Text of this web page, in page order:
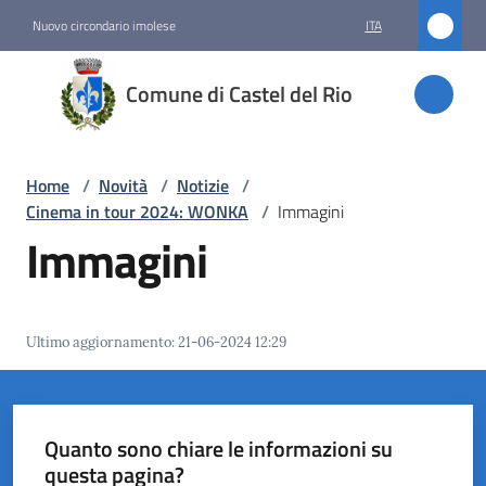
Nuovo circondario imolese ITA
Comune di Castel del Rio
Comune
di
Castel
Amministrazione
Menu selezionato
Servizi
Vivere
Home / Novità / Notizie /
Cinema in tour 2024: WONKA / Immagini
Immagini
Ultimo aggiornamento:21-06-2024 12:29
Quanto sono chiare le informazioni su
questa pagina?